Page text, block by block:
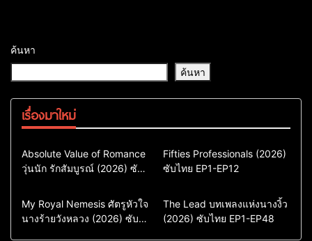
ค้นหา
ค้นหา
เรื่องมาใหม่
Comedy
Drama
ซีรี่ย์เกาหลี
ซีรี่ย์เกาหลีพากย์ไทย
Absolute Value of Romance
วุ่นนัก รักสัมบูรณ์ (2026) ซับ
Action & Adventure
Comedy
Drama
ซีรี่ย์เกาหลีซับไทย
Fifties Professionals (2026)
ซับไทย EP1-EP12
Comedy
Drama
Sci-Fi & Fantasy
My Royal Nemesis ศัตรูหัวใจ
นางร้ายวังหลวง (2026) ซับ
Drama
ซีรี่ย์จีน
ซีรี่ย์จีนซับไทย
The Lead บทเพลงแห่งนางงิ้ว
(2026) ซับไทย EP1-EP48